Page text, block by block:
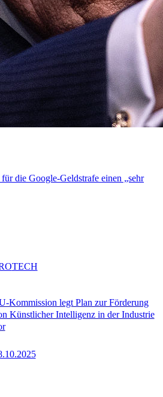
die Google-Geldstrafe einen „sehr
Kommission legt Plan zur Förderung
Künstlicher Intelligenz in der Industrie
TECH